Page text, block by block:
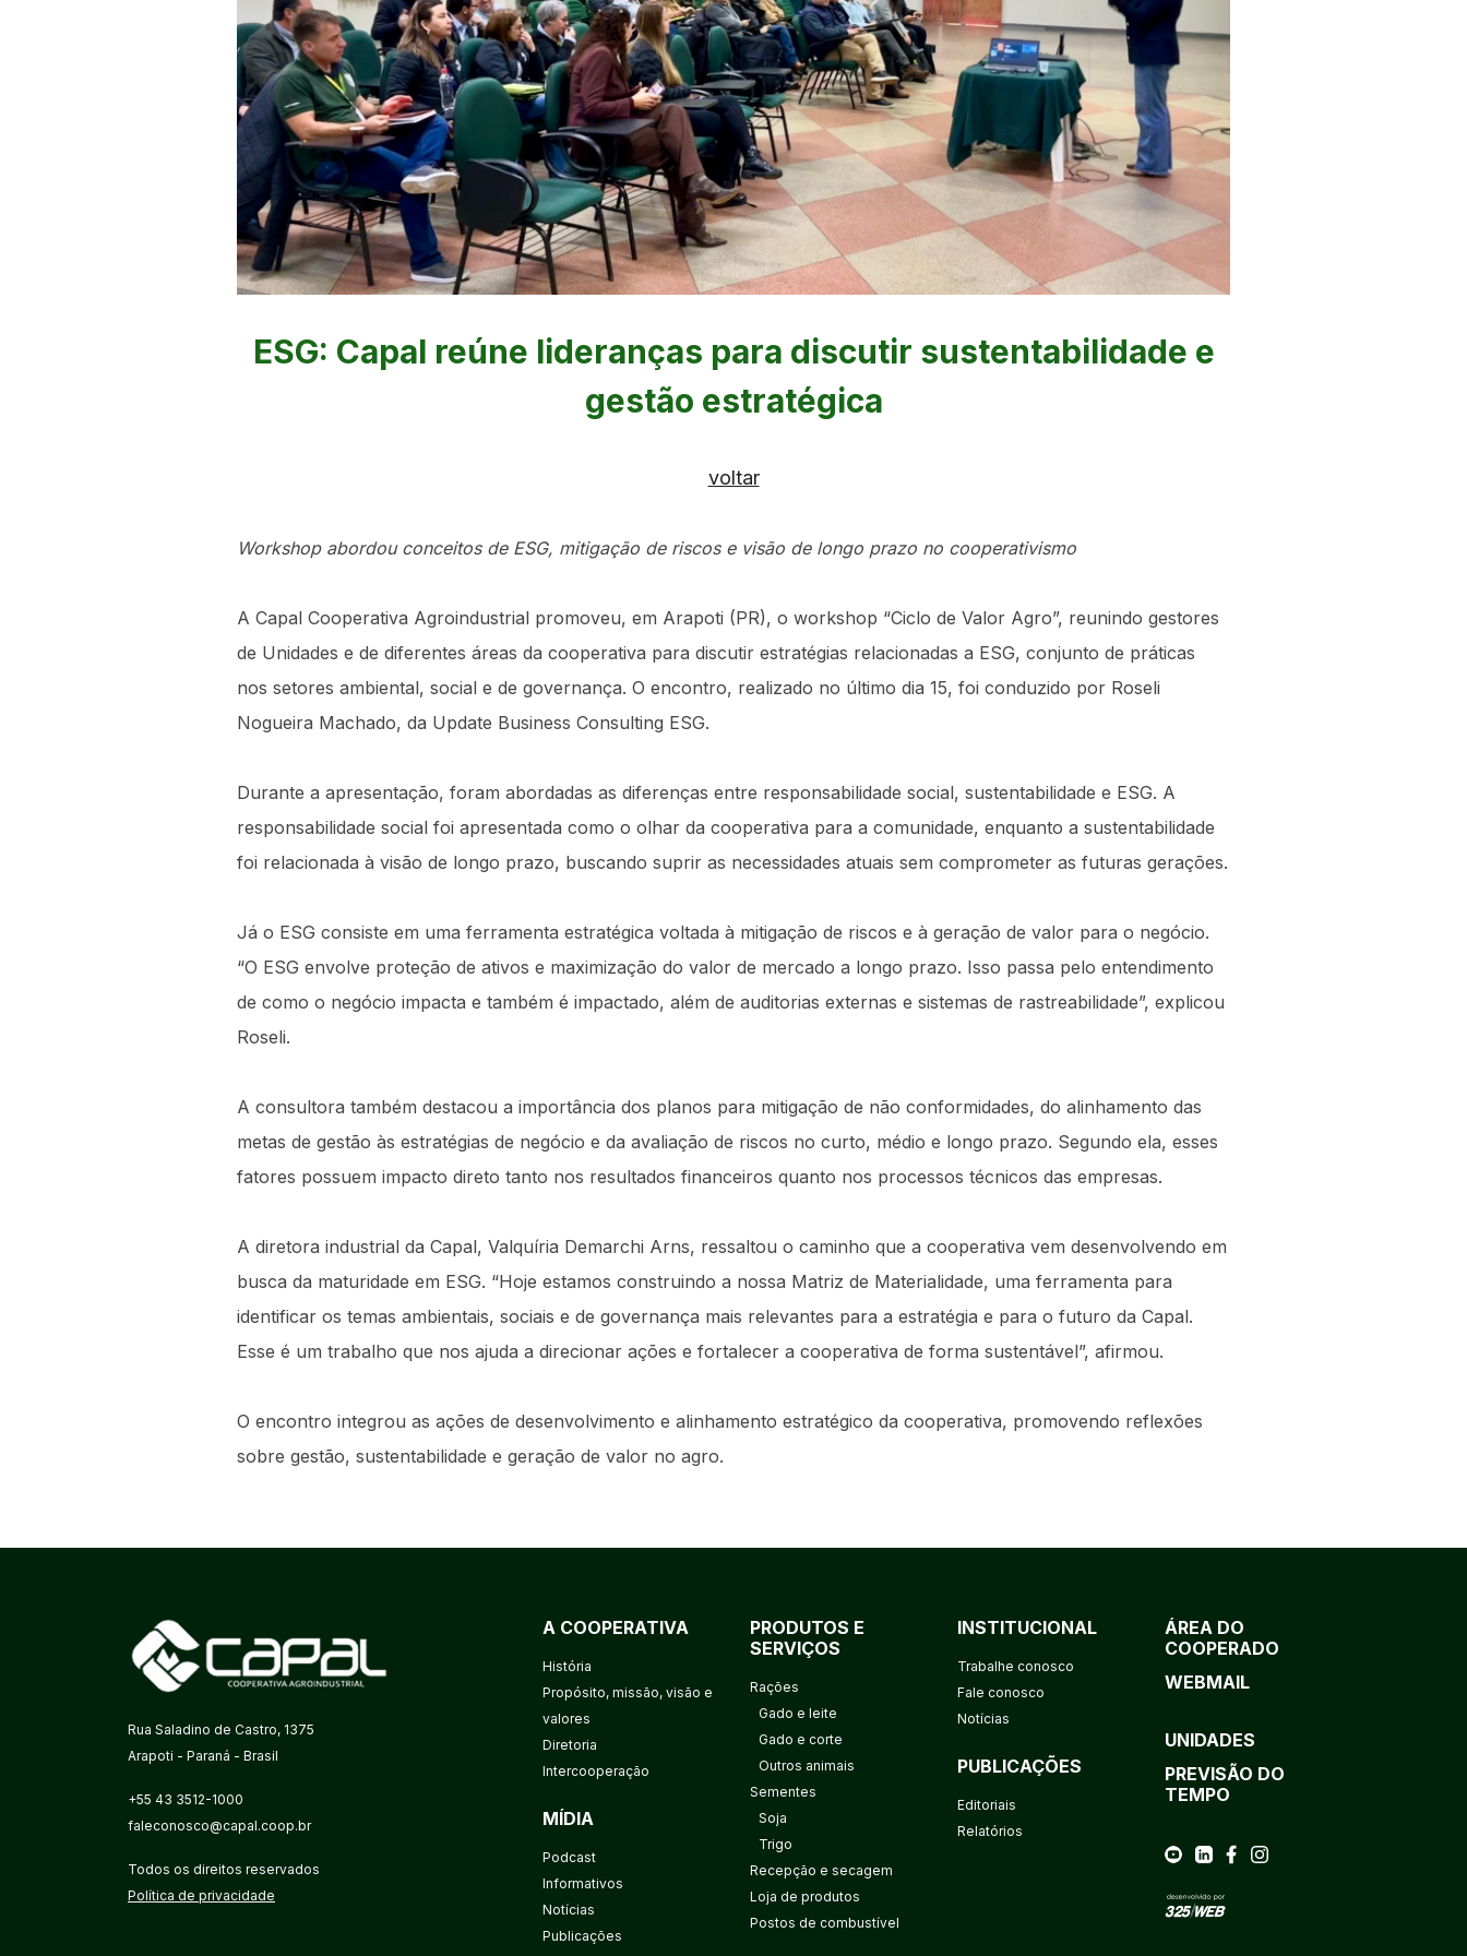
ESG: Capal reúne lideranças para discutir sustentabilidade e
gestão estratégica
voltar
Workshop abordou conceitos de ESG, mitigação de riscos e visão de longo prazo no cooperativismo
A Capal Cooperativa Agroindustrial promoveu, em Arapoti (PR), o workshop “Ciclo de Valor Agro”, reunindo gestores
de Unidades e de diferentes áreas da cooperativa para discutir estratégias relacionadas a ESG, conjunto de práticas
nos setores ambiental, social e de governança. O encontro, realizado no último dia 15, foi conduzido por Roseli
Nogueira Machado, da Update Business Consulting ESG.
Durante a apresentação, foram abordadas as diferenças entre responsabilidade social, sustentabilidade e ESG. A
responsabilidade social foi apresentada como o olhar da cooperativa para a comunidade, enquanto a sustentabilidade
foi relacionada à visão de longo prazo, buscando suprir as necessidades atuais sem comprometer as futuras gerações.
Já o ESG consiste em uma ferramenta estratégica voltada à mitigação de riscos e à geração de valor para o negócio.
“O ESG envolve proteção de ativos e maximização do valor de mercado a longo prazo. Isso passa pelo entendimento
de como o negócio impacta e também é impactado, além de auditorias externas e sistemas de rastreabilidade”, explicou
Roseli.
A consultora também destacou a importância dos planos para mitigação de não conformidades, do alinhamento das
metas de gestão às estratégias de negócio e da avaliação de riscos no curto, médio e longo prazo. Segundo ela, esses
fatores possuem impacto direto tanto nos resultados financeiros quanto nos processos técnicos das empresas.
A diretora industrial da Capal, Valquíria Demarchi Arns, ressaltou o caminho que a cooperativa vem desenvolvendo em
busca da maturidade em ESG. “Hoje estamos construindo a nossa Matriz de Materialidade, uma ferramenta para
identificar os temas ambientais, sociais e de governança mais relevantes para a estratégia e para o futuro da Capal.
Esse é um trabalho que nos ajuda a direcionar ações e fortalecer a cooperativa de forma sustentável”, afirmou.
O encontro integrou as ações de desenvolvimento e alinhamento estratégico da cooperativa, promovendo reflexões
sobre gestão, sustentabilidade e geração de valor no agro.
Rua Saladino de Castro, 1375
Arapoti - Paraná - Brasil
+55 43 3512-1000
faleconosco@capal.coop.br
Todos os direitos reservados
Política de privacidade
A COOPERATIVA
História
Propósito, missão, visão e
valores
Diretoria
Intercooperação
MÍDIA
Podcast
Informativos
Notícias
Publicações
PRODUTOS E
SERVIÇOS
Rações
Gado e leite
Gado e corte
Outros animais
Sementes
Soja
Trigo
Recepção e secagem
Loja de produtos
Postos de combustível
INSTITUCIONAL
Trabalhe conosco
Fale conosco
Notícias
PUBLICAÇÕES
Editoriais
Relatórios
ÁREA DO
COOPERADO
WEBMAIL
UNIDADES
PREVISÃO DO
TEMPO